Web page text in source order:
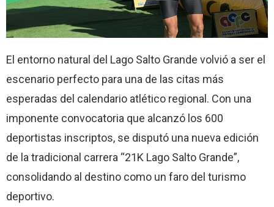
El entorno natural del Lago Salto Grande volvió a ser el
escenario perfecto para una de las citas más
esperadas del calendario atlético regional. Con una
imponente convocatoria que alcanzó los 600
deportistas inscriptos, se disputó una nueva edición
de la tradicional carrera “21K Lago Salto Grande”,
consolidando al destino como un faro del turismo
deportivo.